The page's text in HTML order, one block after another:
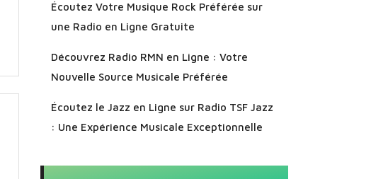
Écoutez Votre Musique Rock Préférée sur
une Radio en Ligne Gratuite
Découvrez Radio RMN en Ligne : Votre
Nouvelle Source Musicale Préférée
Écoutez le Jazz en Ligne sur Radio TSF Jazz
: Une Expérience Musicale Exceptionnelle